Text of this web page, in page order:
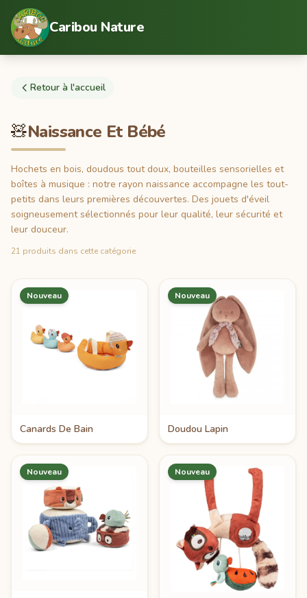
Caribou Nature
Retour à l'accueil
🧸Naissance Et Bébé
Hochets en bois, doudous tout doux, bouteilles sensorielles et
boîtes à musique : notre rayon naissance accompagne les tout-
petits dans leurs premières découvertes. Des jouets d'éveil
soigneusement sélectionnés pour leur qualité, leur sécurité et
leur douceur.
21 produits dans cette catégorie
Nouveau
Canards De Bain
Nouveau
Doudou Lapin
Nouveau Nouveau